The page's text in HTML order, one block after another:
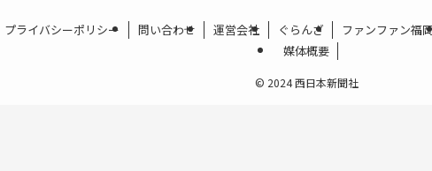
プライバシーポリシー 問い合わせ 運営会社 ぐらんざ ファンファン福
媒体概要
© 2024 西日本新聞社